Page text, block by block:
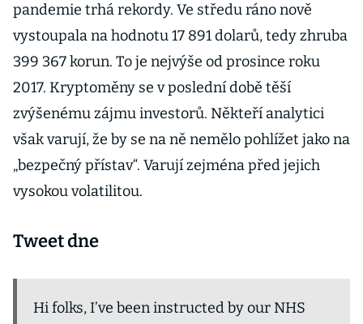
pandemie trhá rekordy. Ve středu ráno nově
vystoupala na hodnotu 17 891 dolarů, tedy zhruba
399 367 korun. To je nejvýše od prosince roku
2017. Kryptoměny se v poslední době těší
zvýšenému zájmu investorů. Někteří analytici
však varují, že by se na ně nemělo pohlížet jako na
„bezpečný přístav“. Varují zejména před jejich
vysokou volatilitou.
Tweet dne
Hi folks, I’ve been instructed by our NHS